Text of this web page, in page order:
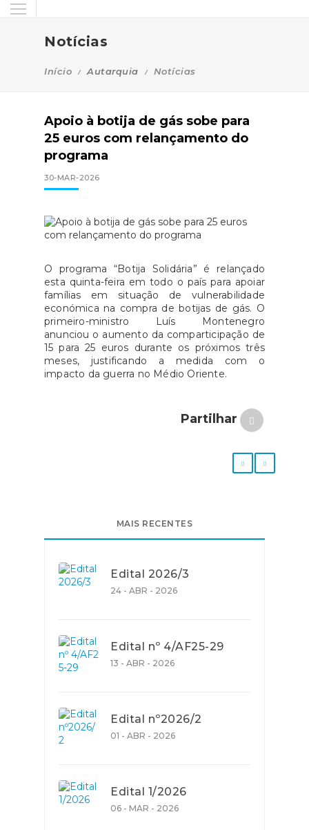
Notícias
Início Autarquia Notícias
Apoio à botija de gás sobe para
25 euros com relançamento do
programa
30-MAR-2026
O programa “Botija Solidária” é relançado
esta quinta-feira em todo o país para apoiar
famílias em situação de vulnerabilidade
económica na compra de botijas de gás. O
primeiro-ministro Luís Montenegro
anunciou o aumento da comparticipação de
15 para 25 euros durante os próximos três
meses, justificando a medida com o
impacto da guerra no Médio Oriente.
Partilhar
MAIS RECENTES
Edital 2026/3
24 - ABR - 2026
Edital nº 4/AF25-29
13 - ABR - 2026
Edital nº2026/2
01 - ABR - 2026
Edital 1/2026
06 - MAR - 2026